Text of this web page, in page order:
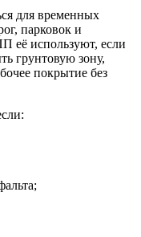
для временных
парковок и
её используют, если
грунтовую зону,
покрытие без